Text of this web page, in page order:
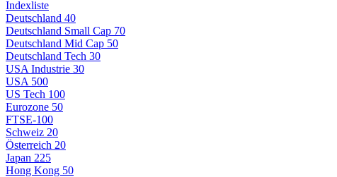
Indexliste
Deutschland 40
Deutschland Small Cap 70
Deutschland Mid Cap 50
Deutschland Tech 30
USA Industrie 30
USA 500
US Tech 100
Eurozone 50
FTSE-100
Schweiz 20
Österreich 20
Japan 225
Hong Kong 50